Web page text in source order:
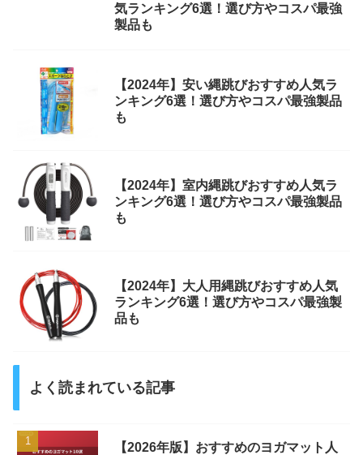
気ランキング6選！選び方やコスパ最強
製品も
【2024年】安い縄跳びおすすめ人気ラ
ンキング6選！選び方やコスパ最強製品
も
【2024年】室内縄跳びおすすめ人気ラ
ンキング6選！選び方やコスパ最強製品
も
【2024年】大人用縄跳びおすすめ人気
ランキング6選！選び方やコスパ最強製
品も
よく読まれている記事
【2026年版】おすすめのヨガマット人